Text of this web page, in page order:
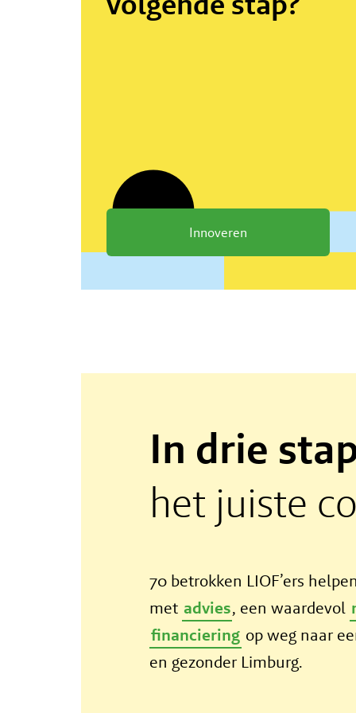
Innoveren
In drie
het juiste
70 betrokken LIOF’ers
met advies, een waardevol
financiering op weg naar
en gezonder Limburg.